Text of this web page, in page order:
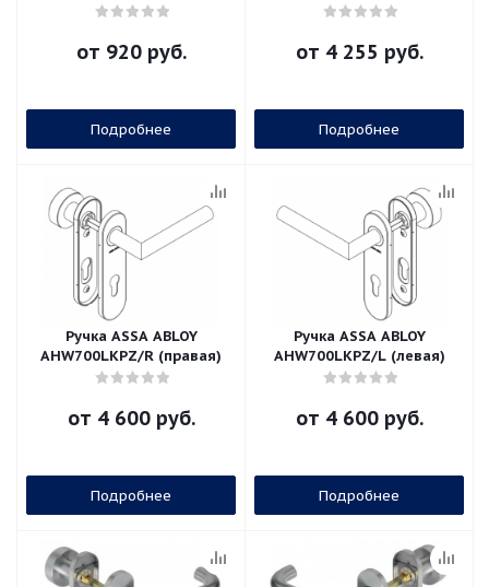
от 920 руб.
Подробнее
от 4 255 руб.
Подробнее
Ручка ASSA ABLOY
AHW700LKPZ/R (правая)
от 4 600 руб.
Подробнее
Ручка ASSA ABLOY
AHW700LKPZ/L (левая)
от 4 600 руб.
Подробнее